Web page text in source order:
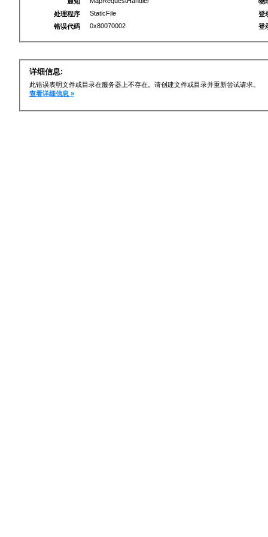
处理程序
StaticFile
错误代码
0x80070002
登
登
详细信息:
此错误表明文件或目录在服务器上不存在。请创建文件或目录并重新尝试请求。
查看详细信息 »